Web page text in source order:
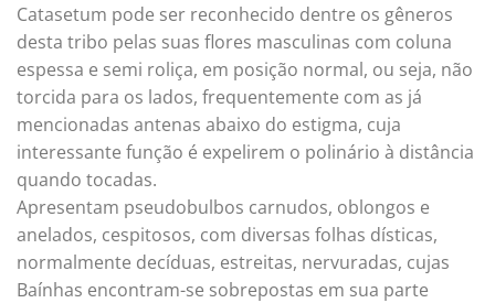
Catasetum pode ser reconhecido dentre os gêneros
desta tribo pelas suas flores masculinas com coluna
espessa e semi roliça, em posição normal, ou seja, não
torcida para os lados, frequentemente com as já
mencionadas antenas abaixo do estigma, cuja
interessante função é expelirem o polinário à distância
quando tocadas.
Apresentam pseudobulbos carnudos, oblongos e
anelados, cespitosos, com diversas folhas dísticas,
normalmente decíduas, estreitas, nervuradas, cujas
Baínhas encontram-se sobrepostas em sua parte